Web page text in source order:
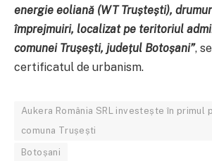
energie eoliană (WT Truștești),
împrejmuiri, localizat pe teritoriul
comunei Trușești, județul Botoșani”,
certificatul de urbanism.
Aukera România SRL investește în primul
comuna Trușești
Botoșani